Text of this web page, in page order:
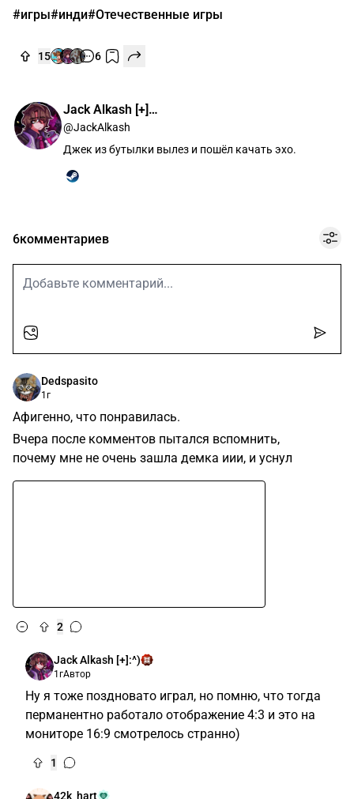
#игры#инди#Отечественные игры
15 6
Jack Alkash [+]…
@JackAlkash
Джек из бутылки вылез и пошёл качать эхо.
6комментариев
Dedspasito
1г
Афигенно, что понравилась.
Вчера после комментов пытался вспомнить,
почему мне не очень зашла демка иии, и уснул